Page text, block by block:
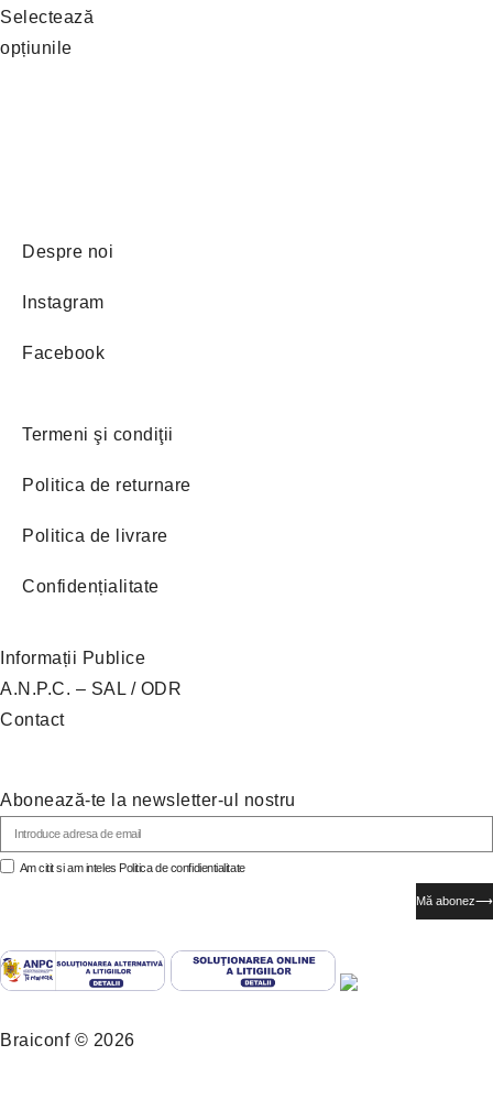
Selectează
opțiunile
Despre noi
Instagram
Facebook
Termeni şi condiţii
Politica de returnare
Politica de livrare
Confidențialitate
Informații Publice
A.N.P.C. – SAL / ODR
Contact
Abonează-te la newsletter-ul nostru
Am citit si am inteles Politica de confidientialitate
Mă abonez⟶
Braiconf © 2026